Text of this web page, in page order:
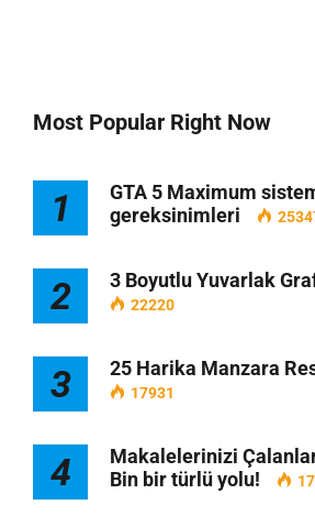
Most Popular Right Now
1
GTA 5 Maximum
gereksinimleri
2 3 Boyutlu Yuvarlak
22220
3 25 Harika Manzara
17931
4
Makalelerinizi
Bin bir türlü yolu!